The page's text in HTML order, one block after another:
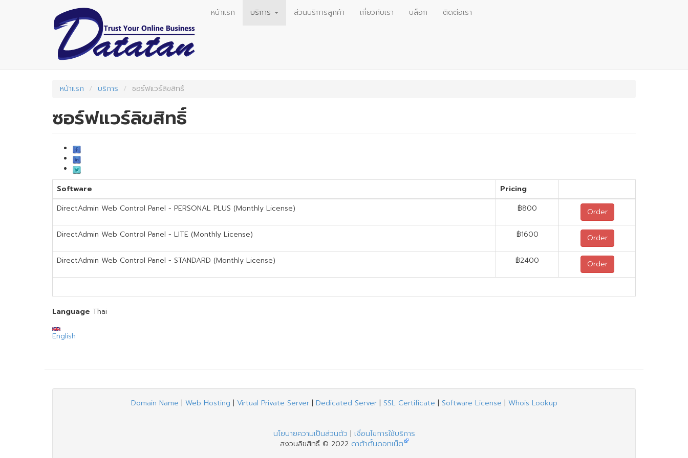
หน้าแรก บริการ ส่วนบริการลูกค้า เกี่ยวกับเรา บล็อก ติดต่อเรา
หน้าแรก บริการ ซอร์ฟแวร์ลิขสิทธิ์
ซอร์ฟแวร์ลิขสิทธิ์
Software
Pricing
DirectAdmin Web Control Panel - PERSONAL PLUS (Monthly License)
฿800 Order
DirectAdmin Web Control Panel - LITE (Monthly License) ฿1600 Order
DirectAdmin Web Control Panel - STANDARD (Monthly License) ฿2400 Order
Language Thai
English
Domain Name | Web Hosting | Virtual Private Server| Dedicated Server| SSL Certificate | Software License | Whois Lookup
นโยบายความเป็นส่วนตัว | เงื่อนไขการใช้บริการ
สงวนลิขสิทธิ์ © 2022 ดาต้าตั้นดอทเน็ต